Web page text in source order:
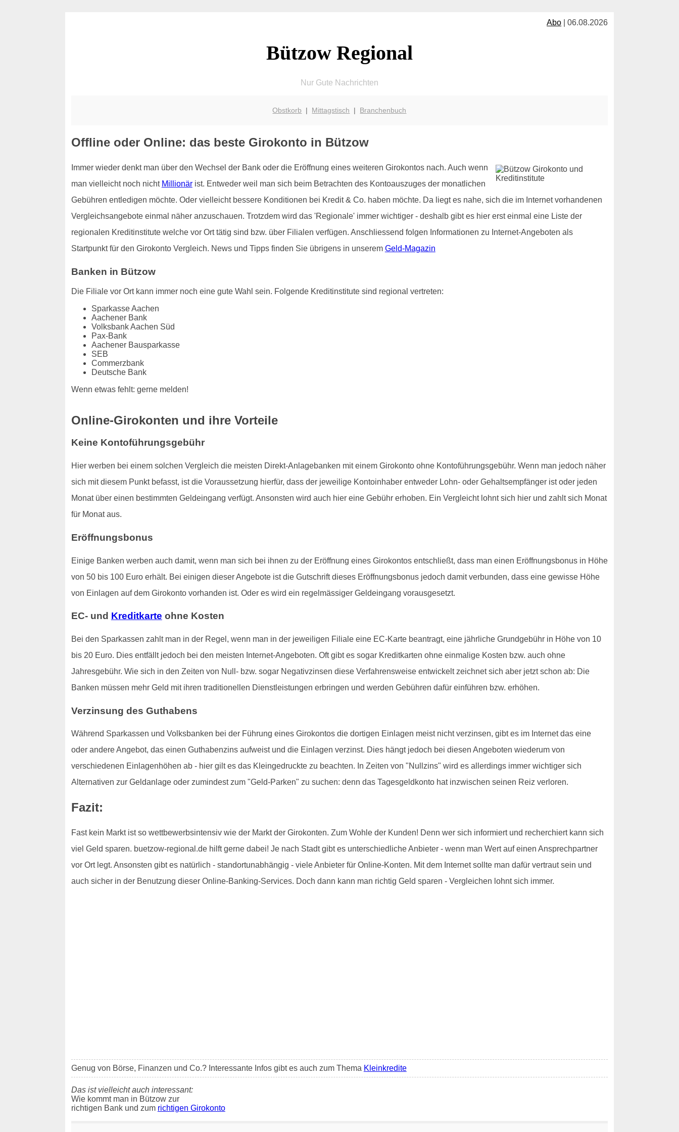
Abo | 06.08.2026
Bützow Regional
Nur Gute Nachrichten
Obstkorb | Mittagstisch | Branchenbuch
Offline oder Online: das beste Girokonto in Bützow
Immer wieder denkt man über den Wechsel der Bank oder die Eröffnung eines weiteren Girokontos nach. Auch wenn
man vielleicht noch nicht Millionärist. Entweder weil man sich beim Betrachten des Kontoauszuges der monatlichen
Gebühren entledigen möchte. Oder vielleicht bessere Konditionen bei Kredit & Co. haben möchte. Da liegt es nahe, sich die im Internet vorhandenen
Vergleichsangebote einmal näher anzuschauen. Trotzdem wird das 'Regionale' immer wichtiger - deshalb gibt es hier erst einmal eine Liste der
regionalen Kreditinstitute welche vor Ort tätig sind bzw. über Filialen verfügen. Anschliessend folgen Informationen zu Internet-Angeboten als
Startpunkt für den Girokonto Vergleich. News und Tipps finden Sie übrigens in unserem Geld-Magazin
Banken in Bützow
Die Filiale vor Ort kann immer noch eine gute Wahl sein. Folgende Kreditinstitute sind regional vertreten:
Sparkasse Aachen
Aachener Bank
Volksbank Aachen Süd
Pax-Bank
Aachener Bausparkasse
SEB
Commerzbank
Deutsche Bank
Wenn etwas fehlt: gerne melden!
Online-Girokonten und ihre Vorteile
Keine Kontoführungsgebühr
Hier werben bei einem solchen Vergleich die meisten Direkt-Anlagebanken mit einem Girokonto ohne Kontoführungsgebühr. Wenn man jedoch näher
sich mit diesem Punkt befasst, ist die Voraussetzung hierfür, dass der jeweilige Kontoinhaber entweder Lohn- oder Gehaltsempfänger ist oder jeden
Monat über einen bestimmten Geldeingang verfügt. Ansonsten wird auch hier eine Gebühr erhoben. Ein Vergleicht lohnt sich hier und zahlt sich Monat
für Monat aus.
Eröffnungsbonus
Einige Banken werben auch damit, wenn man sich bei ihnen zu der Eröffnung eines Girokontos entschließt, dass man einen Eröffnungsbonus in Höhe
von 50 bis 100 Euro erhält. Bei einigen dieser Angebote ist die Gutschrift dieses Eröffnungsbonus jedoch damit verbunden, dass eine gewisse Höhe
von Einlagen auf dem Girokonto vorhanden ist. Oder es wird ein regelmässiger Geldeingang vorausgesetzt.
EC- und Kreditkarte ohne Kosten
Bei den Sparkassen zahlt man in der Regel, wenn man in der jeweiligen Filiale eine EC-Karte beantragt, eine jährliche Grundgebühr in Höhe von 10
bis 20 Euro. Dies entfällt jedoch bei den meisten Internet-Angeboten. Oft gibt es sogar Kreditkarten ohne einmalige Kosten bzw. auch ohne
Jahresgebühr. Wie sich in den Zeiten von Null- bzw. sogar Negativzinsen diese Verfahrensweise entwickelt zeichnet sich aber jetzt schon ab: Die
Banken müssen mehr Geld mit ihren traditionellen Dienstleistungen erbringen und werden Gebühren dafür einführen bzw. erhöhen.
Verzinsung des Guthabens
Während Sparkassen und Volksbanken bei der Führung eines Girokontos die dortigen Einlagen meist nicht verzinsen, gibt es im Internet das eine
oder andere Angebot, das einen Guthabenzins aufweist und die Einlagen verzinst. Dies hängt jedoch bei diesen Angeboten wiederum von
verschiedenen Einlagenhöhen ab - hier gilt es das Kleingedruckte zu beachten. In Zeiten von "Nullzins" wird es allerdings immer wichtiger sich
Alternativen zur Geldanlage oder zumindest zum "Geld-Parken" zu suchen: denn das Tagesgeldkonto hat inzwischen seinen Reiz verloren.
Fazit:
Fast kein Markt ist so wettbewerbsintensiv wie der Markt der Girokonten. Zum Wohle der Kunden! Denn wer sich informiert und recherchiert kann sich
viel Geld sparen. buetzow-regional.de hilft gerne dabei! Je nach Stadt gibt es unterschiedliche Anbieter - wenn man Wert auf einen Ansprechpartner
vor Ort legt. Ansonsten gibt es natürlich - standortunabhängig - viele Anbieter für Online-Konten. Mit dem Internet sollte man dafür vertraut sein und
auch sicher in der Benutzung dieser Online-Banking-Services. Doch dann kann man richtig Geld sparen - Vergleichen lohnt sich immer.
Genug von Börse, Finanzen und Co.? Interessante Infos gibt es auch zum Thema Kleinkredite
Das ist vielleicht auch interessant:
Wie kommt man in Bützow zur
richtigen Bank und zum richtigen Girokonto